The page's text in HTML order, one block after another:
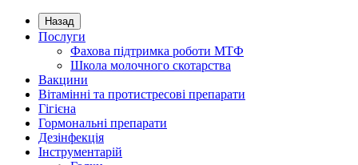
Назад
Послуги
Фахова підтримка роботи МТФ
Школа молочного скотарства
Вакцини
Вітамінні та протистресові препарати
Гігієна
Гормональні препарати
Дезінфекція
Інструментарій